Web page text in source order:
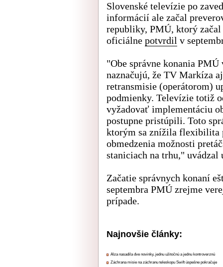
Slovenské televízie po
informácií ale začal
republiky, PMÚ, ktorý
oficiálne potvrdil v
"Obe správne konania
naznačujú, že TV Markíza
retransmisie (operátorom)
podmienky. Televízie totiž
vyžadovať implementáciu
postupne pristúpili. Toto
ktorým sa znížila flexibilita
obmedzenia možnosti
staniciach na trhu," uvádzal
Začatie správnych konaní
septembra PMÚ zrejme
prípade.
Najnovšie články:
Alza nasadila dve novinky, jednu užitočnú a jednu kontroverznú
Záchrana misie na záchranu teleskopu Swift úspešne pokračuje